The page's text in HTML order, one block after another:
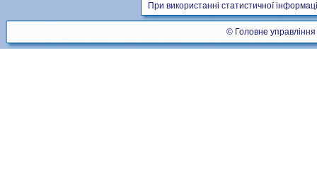
При використанні статистичної
© Головне управління